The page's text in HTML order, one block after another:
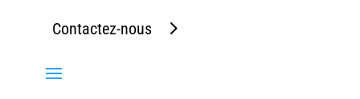
Contactez-nous